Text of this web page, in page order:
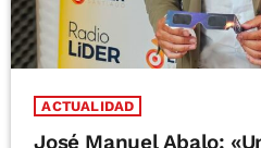
ACTUALIDAD
José Manuel Abalo: